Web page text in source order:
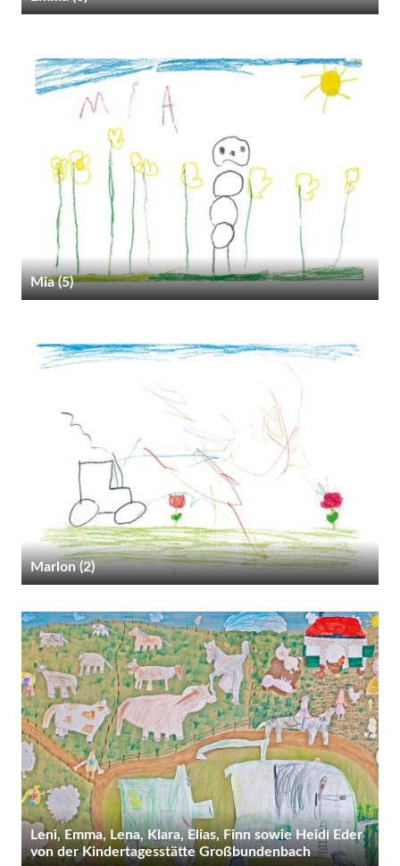
Mia (5)
Marlon (2)
Leni, Emma, Lena, Klara, Elias, Finn sowie Heidi Eder
von der Kindertagesstätte Großbundenbach